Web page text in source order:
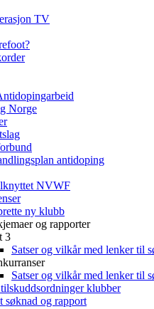
TV
Norge
antidoping
NVWF
ny klubb
og rapporter
3
Satser og vilkår med lenker til
Satser og vilkår med lenker til
klubber
søknad og rapport